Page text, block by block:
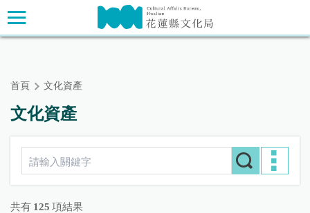
跳
到
主
主要內容區塊
首頁 文化資產
文化資產
共有 125 項結果